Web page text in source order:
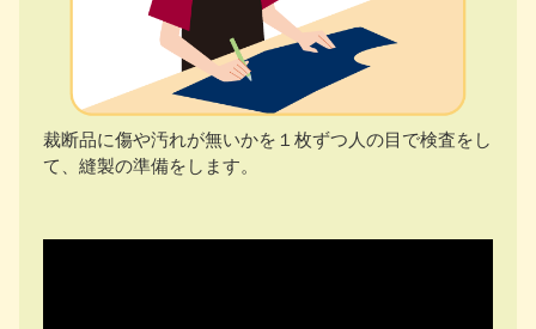
裁断品に傷や汚れが無いかを１枚ずつ人の目で検査をし
て、縫製の準備をします。